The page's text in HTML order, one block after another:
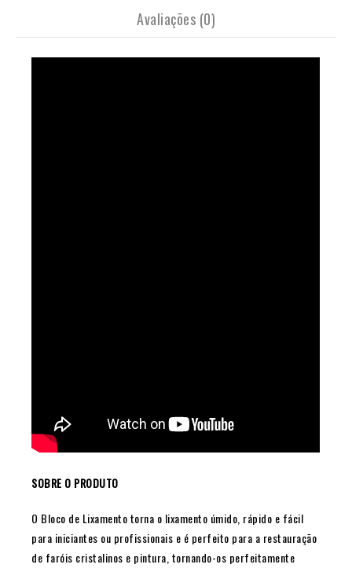
Avaliações (0)
SOBRE O PRODUTO
O Bloco de Lixamento torna o lixamento úmido, rápido e fácil
para iniciantes ou profissionais e é perfeito para a restauração
de faróis cristalinos e pintura, tornando-os perfeitamente